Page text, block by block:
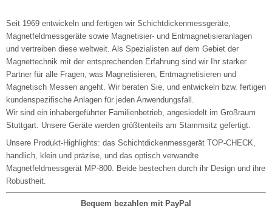
Seit 1969 entwickeln und fertigen wir Schichtdickenmessgeräte,
Magnetfeldmessgeräte sowie Magnetisier- und Entmagnetisieranlagen
und vertreiben diese weltweit. Als Spezialisten auf dem Gebiet der
Magnettechnik mit der entsprechenden Erfahrung sind wir Ihr starker
Partner für alle Fragen, was Magnetisieren, Entmagnetisieren und
Magnetisch Messen angeht. Wir beraten Sie, und entwickeln bzw. fertigen
kundenspezifische Anlagen für jeden Anwendungsfall.
Wir sind ein inhabergeführter Familienbetrieb, angesiedelt im Großraum
Stuttgart. Unsere Geräte werden größtenteils am Stammsitz gefertigt.
Unsere Produkt-Highlights: das Schichtdickenmessgerät TOP-CHECK,
handlich, klein und präzise, und das optisch verwandte
Magnetfeldmessgerät MP-800. Beide bestechen durch ihr Design und ihre
Robustheit.
Bequem bezahlen mit PayPal